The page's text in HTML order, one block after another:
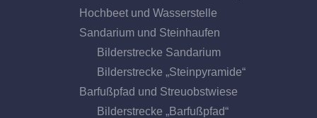
Hochbeet und Wasserstelle
Sandarium und Steinhaufen
Bilderstrecke Sandarium
Bilderstrecke „Steinpyramide“
Barfußpfad und Streuobstwiese
Bilderstrecke „Barfußpfad“